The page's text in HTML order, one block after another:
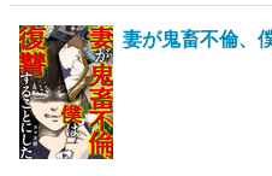
妻が鬼畜不倫、